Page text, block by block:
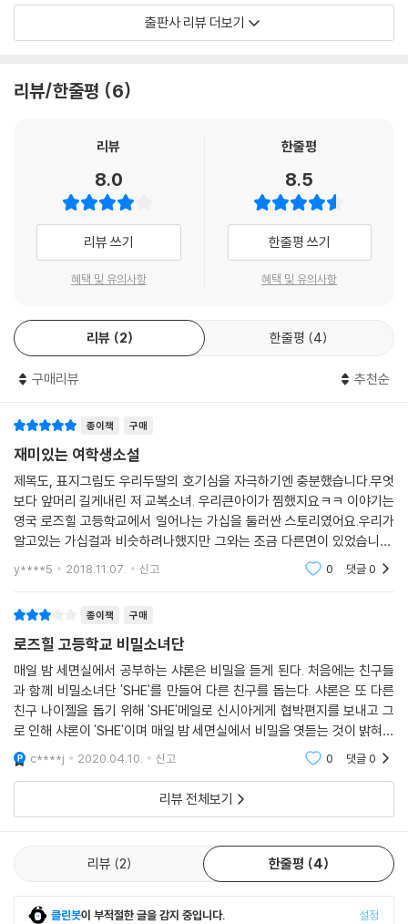
나는 그야말로 행복에 취한 상태였다. 좋아하는 사람과 함께 보내는 낭만
되는 것이다. 여자 친구. 정말이지 가슴을 떨리게 만드는 단어였다!
“동지에한테 편지를 쓰자! 혼자가 아니라 자기를 지지하는 사람이 있다는
사실을 알려주는 거야.”
“그거 좋은 생각이다!”
해리엇이 맞장구를 쳤다.
“우리가 누구인지 모를 테니 혹여 마주친다 해도 서로 난감하지 않잖아.”
“혹시 더 놀라고 두려워하진 않을까? 누군가 자신의 비밀을 아는 사람이
또 존재한다는 사실에 말이야.”
“비밀을 거론할 필요는 없지. 우리가 자기편이라는 것만 알려주면 돼.”
--- p.257
을 받았다.
나는 웃으며 대답했다.
“잊지 않았어.”
하지만 설사 그 약속을 잊었다 해도, 다시는 세면실로 돌아갈 수 없는 엄청
난 일이 벌어지고 말았다.
학기가 시작되고 바로 다음날, 전교생은 하나같이 입을 모아 이렇게 말했
다.
--- p.373
일이 벌어졌습니다. 이들이 어느 여학생에게 협박 메일을 보냈거든요. 대
체 무슨 일일까요? 비밀소녀단을 아는 학생이 있다면 제보 바랍니다. 잘 살
우리 공동체를 지키는 보통의 존재들,
다. 하지만 문화적인 차이와 부족한 영어 실력으로 영국 생활에 적응하지
못하고 대만에서보다 더 힘든 상황에 처한다. 다른 학생들에게 얕보여 이
리 치이고 저리 치이는가 하면 첫사랑에게 시련을 당하기도 하고, 겨우 멋
진 남학생과 로맨스를 즐기려는 찰나에 다른 여학생들의 표적이 되기도 한
다. 수업 진도를 따라잡지 못해 기숙사 외딴 곳에 있는 세면실 구석에서 샤
하게 풀리지 않는 ‘짠내’ 나는 주인공이다.
경쟁에 뒤처지지 않기 위해 새벽까지 공부를 하고 친구들과의 관계에 힘들
어하고 짝사랑에 설레는 샤론의 모습은 보통의 청소년들과 닮아 있다. 자
고 그들을 돕기 위해 용기를 낸다. 연약한 영웅, 샤론과 비밀소녀단을 통해
우리는 더 큰 위로를 받을 것이다. 이 책은 그동안 우리 공동체를 지켜온 이
름 모를 보통의 영웅들에게 바치는 이야기이기도 하다.
10대들이 겪을 수 있는
다양한 고민들을 비밀이라는 소재로 엮어내다
『로즈힐 고등학교의 비밀소녀단』은 10대 청소년들의 우정과 사랑을 다뤘
인 해리엇, 이니드를 비롯해 기숙사 사감 선생님까지 로즈힐 고등학교의
모두는 적어도 한 가지씩 비밀을 가지고 있다. 짝사랑, 시기, 질투처럼 가벼
운 일부터 동성애, 협박, 자살처럼 무거운 일까지 이들은 각자의 고민이 있
다. 이런 고민들은 오늘날의 10대 청소년들이 겪는 고민과 다르지 않다. 작
가는 이 다양한 고민들을 비밀이라는 소재로 훌륭히 엮어낸다. 그리고 각
각의 비밀을 가지고 있는 이들과 이 비밀들을 풀어가는 비밀소녀단을 통해
작가는 모든 선택은 자신이 주체적으로 하는 것이며 그 선택에는 책임이
따른다는 것을 이야기한다.
출판사 리뷰 더보기
리뷰/한줄평 6
리뷰
8.0
리뷰 쓰기
혜택 및 유의사항
한줄평
8.5
한줄평 쓰기
혜택 및 유의사항
리뷰 2 한줄평 4
구매리뷰 추천순
종이책 구매
재미있는 여학생소설
제목도, 표지그림도 우리두딸의 호기심을 자극하기엔 충분했습니다.무엇
보다 앞머리 길게내린 저 교복소녀. 우리큰아이가 찜했지요ㅋㅋ 이야기는
영국 로즈힐 고등학교에서 일어나는 가십을 둘러싼 스토리였어요.우리가
알고있는 가십걸과 비슷하려나했지만 그와는 조금 다른면이 있었습니다.
이야기 전체가 대만유학생의 시선에서 다루어지는 문화차이에 의한 다툼
이 생깁니다.-영원한
y****5 2018.11.07. 신고 0 댓글0
종이책 구매
로즈힐 고등학교 비밀소녀단
매일 밤 세면실에서 공부하는 샤론은 비밀을 듣게 된다. 처음에는 친구들
과 함께 비밀소녀단 'SHE'를 만들어 다른 친구를 돕는다. 샤론은 또 다른
친구 나이젤을 돕기 위해 'SHE'메일로 신시아게게 협박편지를 보내고 그
로 인해 샤론이 'SHE'이며 매일 밤 세면실에서 비밀을 엿듣는 것이 밝혀진
다. 게다가 샤론이 하지도 않은 유언비어를 퍼뜨린걸로 되었다. 샤론은 친
구들에게 도움을 요
c****j 2020.04.10. 신고 0 댓글0
리뷰 전체보기
리뷰 2 한줄평 4
클린봇이 부적절한 글을 감지 중입니다. 설정